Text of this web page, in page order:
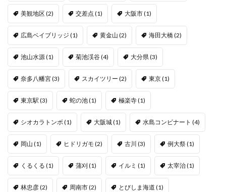
美観地区(2) 交差点 (1) 大阪市(1)
広島ベイブリッジ (1) 黄金山 (2) 海田大橋(2)
池山水源(1) 菊池渓谷(4) 大分県(3)
奈多八幡宮(3) スカイツリー (2) 東京(1)
東京駅 (3) 蛇の池(1) 極楽寺(1)
シオカラトンボ(1) 大阪城(1) 水島コンビナート (4)
岡山 (1) ヒドリガモ (2) 古川 (3) 例大祭(1)
くるくる (1) 蒲刈 (1) イルミ (1) 太宰治(1)
林忠彦(2) 周南市(2) とびしま海道 (1)